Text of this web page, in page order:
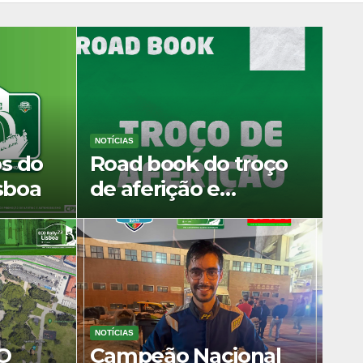
LISBOA EM
do
NOTÍCIAS
Road book do troço
de aferição e
tempos/médias
NOTÍCIAS
Campeão Nacional